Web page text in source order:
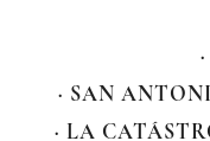
· SAN
· LA